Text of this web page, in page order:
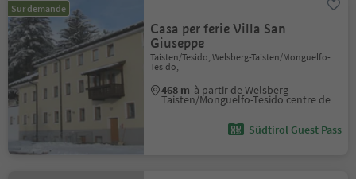
Sur demande
Casa per ferie Villa San
Giuseppe
Taisten/Tesido, Welsberg-Taisten/Monguelfo-
Tesido,
468 m à partir de Welsberg-
Taisten/Monguelfo-Tesido centre de
Südtirol Guest Pass